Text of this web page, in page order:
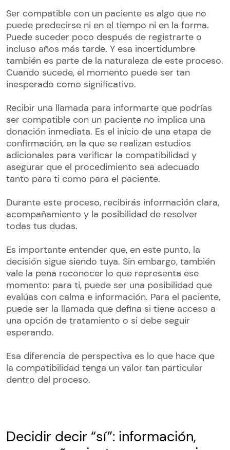
Ser compatible con un paciente es algo que no
puede predecirse ni en el tiempo ni en la forma.
Puede suceder poco después de registrarte o
incluso años más tarde. Y esa incertidumbre
también es parte de la naturaleza de este proceso.
Cuando sucede, el momento puede ser tan
inesperado como significativo.
Recibir una llamada para informarte que podrías
ser compatible con un paciente no implica una
donación inmediata. Es el inicio de una etapa de
confirmación, en la que se realizan estudios
adicionales para verificar la compatibilidad y
asegurar que el procedimiento sea adecuado
tanto para ti como para el paciente.
Durante este proceso, recibirás información clara,
acompañamiento y la posibilidad de resolver
todas tus dudas.
Es importante entender que, en este punto, la
decisión sigue siendo tuya. Sin embargo, también
vale la pena reconocer lo que representa ese
momento: para ti, puede ser una posibilidad que
evalúas con calma e información. Para el paciente,
puede ser la llamada que defina si tiene acceso a
una opción de tratamiento o si debe seguir
esperando.
Esa diferencia de perspectiva es lo que hace que
la compatibilidad tenga un valor tan particular
dentro del proceso.
Decidir decir “sí”: información,